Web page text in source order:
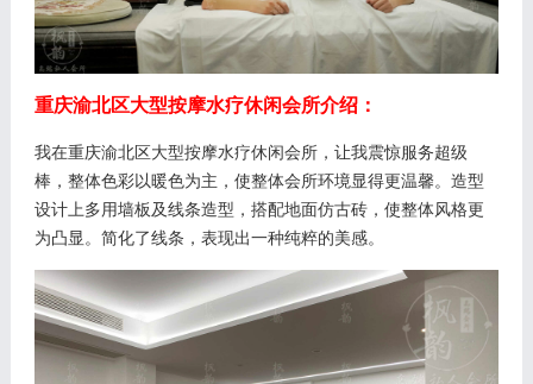
重庆渝北区大型按摩水疗休闲会所介绍：
我在重庆渝北区大型按摩水疗休闲会所，让我震惊服务超级
棒，整体色彩以暖色为主，使整体会所环境显得更温馨。造型
设计上多用墙板及线条造型，搭配地面仿古砖，使整体风格更
为凸显。简化了线条，表现出一种纯粹的美感。